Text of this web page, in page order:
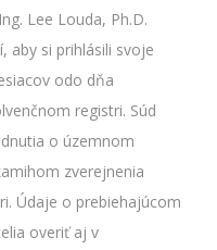
Lee Louda, Ph.D.
aby si prihlásili svoje
odo dňa
registri. Súd
o územnom
zverejnenia
Údaje o prebiehajúcom
overiť aj v